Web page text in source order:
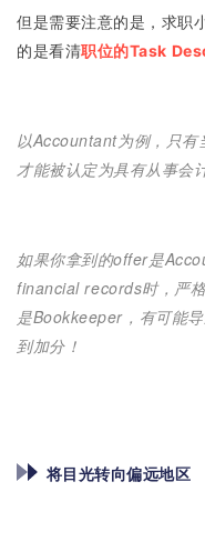
但是需要注意的是，求职
的是看清职位的Task
以Accountant为例，只有
才能被认定为具有从事会
如果你拿到的offer是
financial records时，严
是Bookkeeper，有可能
到加分！
将目光转向偏远地区